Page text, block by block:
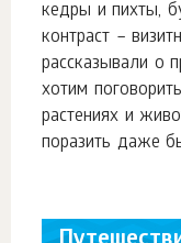
кедры и пихты,
контраст –
рассказывали о
хотим
растениях и
поразить даже